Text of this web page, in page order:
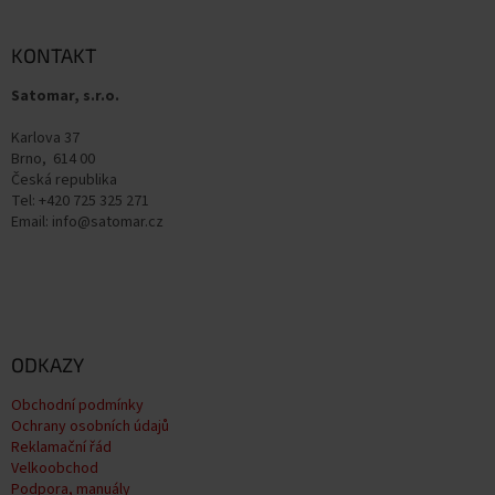
KONTAKT
Satomar, s.r.o.
Karlova 37
Brno, 614 00
Česká republika
Tel: +420 725 325 271
Email: info@satomar.cz
ODKAZY
Obchodní podmínky
Ochrany osobních údajů
Reklamační řád
Velkoobchod
Podpora, manuály